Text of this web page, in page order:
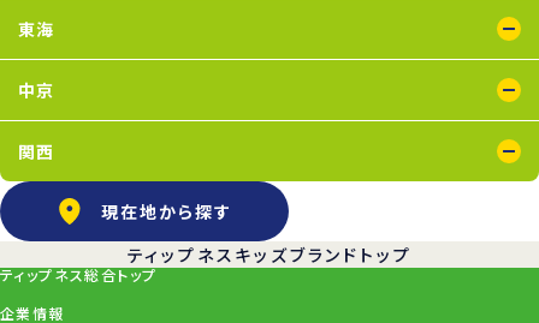
東海
中京
関西
石橋阪大前店
塚口店天王寺店
現在地から探す
ティップネスキッズブランドトップ
ティップネス総合トップ
企業情報